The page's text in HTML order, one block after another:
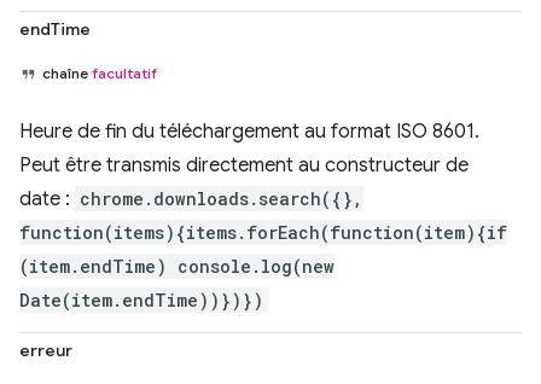
endTime
chaîne facultatif
Heure de fin du téléchargement au format ISO 8601.
Peut être transmis directement au constructeur de
date : chrome.downloads.search({},
function(items){items.forEach(function(item){if
(item.endTime) console.log(new
Date(item.endTime))})})
erreur